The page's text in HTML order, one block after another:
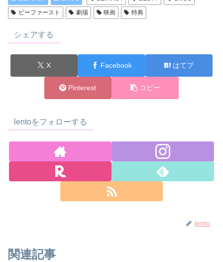
ビーファースト
劇場 映画 特典
シェアする
X Facebook はてブ
Pinterest コピー
lentoをフォローする
lento
関連記事